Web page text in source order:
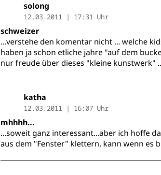
solong
12.03.2011 | 17:31 Uhr
schweizer
...verstehe den komentar nicht ... welche
haben ja schon etliche jahre "auf dem
nur freude über dieses "kleine kunstwerk"
katha
12.03.2011 | 16:07 Uhr
mhhhh...
...soweit ganz interessant...aber ich hoffe
aus dem "Fenster" klettern, kann wenn es